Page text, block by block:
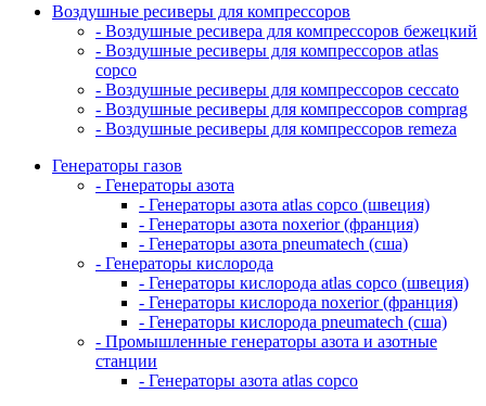
Воздушные ресиверы для компрессоров
- Воздушные ресивера для компрессоров бежецкий
- Воздушные ресиверы для компрессоров atlas
copco
- Воздушные ресиверы для компрессоров ceccato
- Воздушные ресиверы для компрессоров comprag
- Воздушные ресиверы для компрессоров remeza
Генераторы газов
- Генераторы азота
- Генераторы азота atlas copco (швеция)
- Генераторы азота noxerior (франция)
- Генераторы азота pneumatech (сша)
- Генераторы кислорода
- Генераторы кислорода atlas copco (швеция)
- Генераторы кислорода noxerior (франция)
- Генераторы кислорода pneumatech (сша)
- Промышленные генераторы азота и азотные
станции
- Генераторы азота atlas copco